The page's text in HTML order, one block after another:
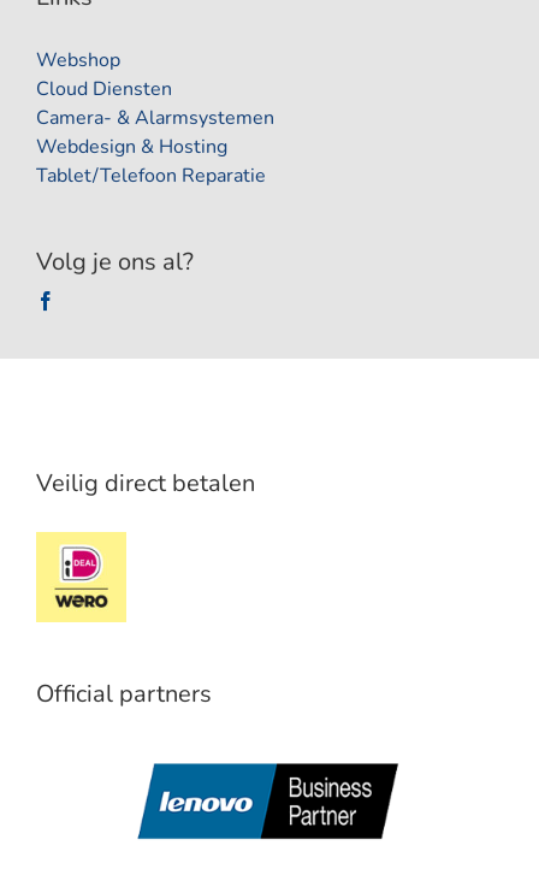
Webshop
Cloud Diensten
Camera- & Alarmsystemen
Webdesign & Hosting
Tablet/Telefoon Reparatie
Volg je ons al?
Veilig direct betalen
Official partners